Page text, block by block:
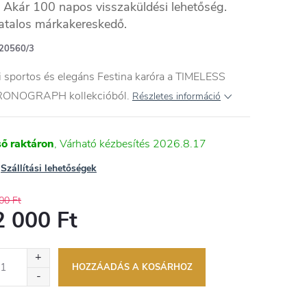
Akár 100 napos visszaküldési lehetőség.
márkakereskedő.
3
sportos és elegáns Festina karóra a TIMELESS
kollekcióból. Részletes információ
raktáron 2026.8.17
Szállítási lehetőségek
Ft
000 Ft
HOZZÁADÁS A KOSÁRHOZ